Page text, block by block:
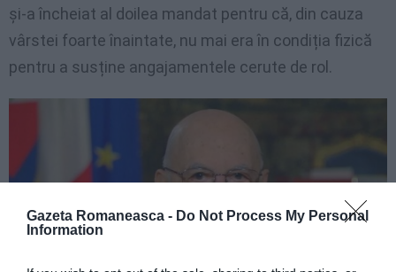
Gazeta Romaneasca - Do Not Process My Personal
Information
și-a încheiat al doilea mandat pentru că, din cauza
vârstei foarte înaintate, nu mai era în condiția fizică
pentru a susține angajamentele cerute de rol.